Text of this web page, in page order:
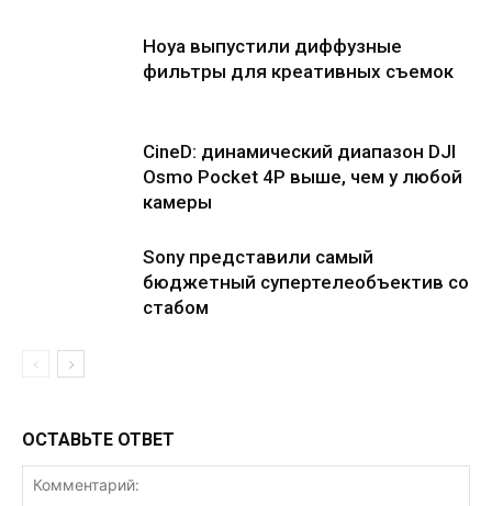
Hoya выпустили диффузные
фильтры для креативных съемок
CineD: динамический диапазон DJI
Osmo Pocket 4P выше, чем у любой
камеры
Sony представили самый
бюджетный супертелеобъектив со
стабом
ОСТАВЬТЕ ОТВЕТ